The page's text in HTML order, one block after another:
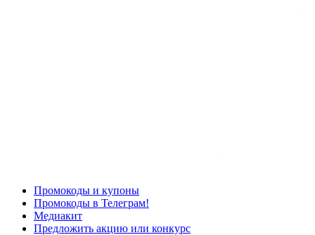
Промокоды и купоны
Промокоды в Телеграм!
Медиакит
Предложить акцию или конкурс